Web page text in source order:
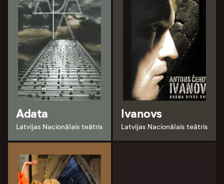
Adata
Latvijas Nacionālais teātris
Ivanovs
Latvijas Nacionālais teātris